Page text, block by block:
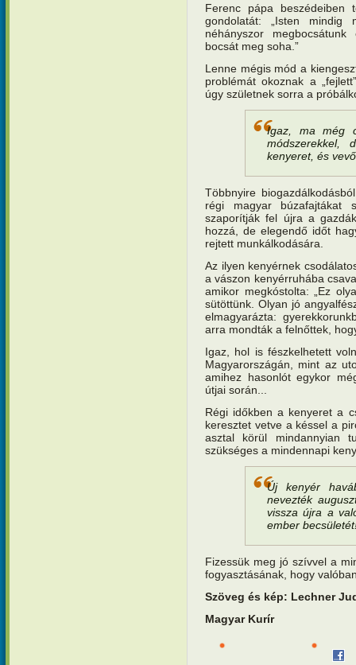
Ferenc pápa beszédeiben
gondolatát: „Isten
néhányszor
bocsát meg soha.”
Lenne mégis mód a
problémát okoznak a
úgy születnek sorra a
Igaz, ma még
módszerekkel,
kenyeret, és
Többnyire
régi magyar búzafajtákat
szaporítják fel újra a
hozzá, de elegendő időt
rejtett munkálkodására.
Az ilyen kenyérnek
a vászon kenyérruhába
amikor megkóstolta: „Ez
sütöttünk. Olyan jó
elmagyarázta:
arra mondták a felnőttek,
Igaz, hol is fészkelhetett
Magyarországán, mint az
amihez hasonlót egykor
útjai során...
Régi időkben a kenyeret a
keresztet vetve a késsel a
asztal körül mindannyian
szükséges a mindennapi
Új kenyér
nevezték
vissza újra a
ember
Fizessük meg jó szívvel a
fogyasztásának, hogy
Szöveg és kép: Lechner
Magyar Kurír